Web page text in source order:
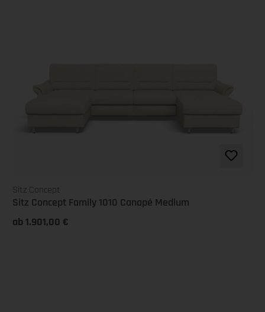
Sitz Concept
Sitz Concept Family 1010 Canapé Medium
ab 1.901,00 €